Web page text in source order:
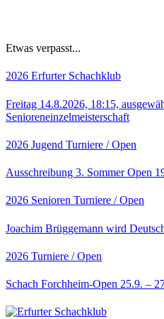
Etwas verpasst...
2026 Erfurter Schachklub
Freitag 14.8.2026, 18:15,
Senioreneinzelmeisterschaft
2026 Jugend Turniere / Open
Ausschreibung 3. Sommer Open
2026 Senioren Turniere / Open
Joachim Brüggemann wird
2026 Turniere / Open
Schach Forchheim-Open 25.9. –